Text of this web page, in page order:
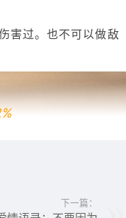
害过。也不可以做敌
下一篇：